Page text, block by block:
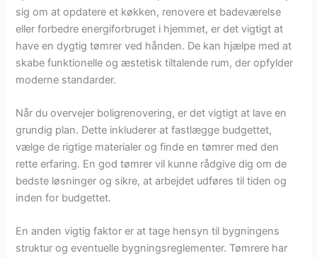
sig om at opdatere et køkken, renovere et badeværelse
eller forbedre energiforbruget i hjemmet, er det vigtigt at
have en dygtig tømrer ved hånden. De kan hjælpe med at
skabe funktionelle og æstetisk tiltalende rum, der opfylder
moderne standarder.
Når du overvejer boligrenovering, er det vigtigt at lave en
grundig plan. Dette inkluderer at fastlægge budgettet,
vælge de rigtige materialer og finde en tømrer med den
rette erfaring. En god tømrer vil kunne rådgive dig om de
bedste løsninger og sikre, at arbejdet udføres til tiden og
inden for budgettet.
En anden vigtig faktor er at tage hensyn til bygningens
struktur og eventuelle bygningsreglementer. Tømrere har